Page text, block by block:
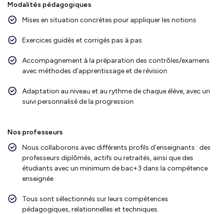
Modalités pédagogiques
Mises en situation concrètes pour appliquer les notions
Exercices guidés et corrigés pas à pas
Accompagnement à la préparation des contrôles/examens
avec méthodes d’apprentissage et de révision
Adaptation au niveau et au rythme de chaque élève, avec un
suivi personnalisé de la progression
Nos professeurs
Nous collaborons avec différents profils d’enseignants : des
professeurs diplômés, actifs ou retraités, ainsi que des
étudiants avec un minimum de bac+3 dans la compétence
enseignée.
Tous sont sélectionnés sur leurs compétences
pédagogiques, relationnelles et techniques.